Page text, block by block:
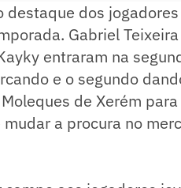
dos
Gabriel
entraram na
e o segundo
de Xerém
a procura no